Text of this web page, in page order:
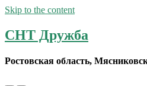
Skip to the content
СНТ Дружба
Ростовская область,